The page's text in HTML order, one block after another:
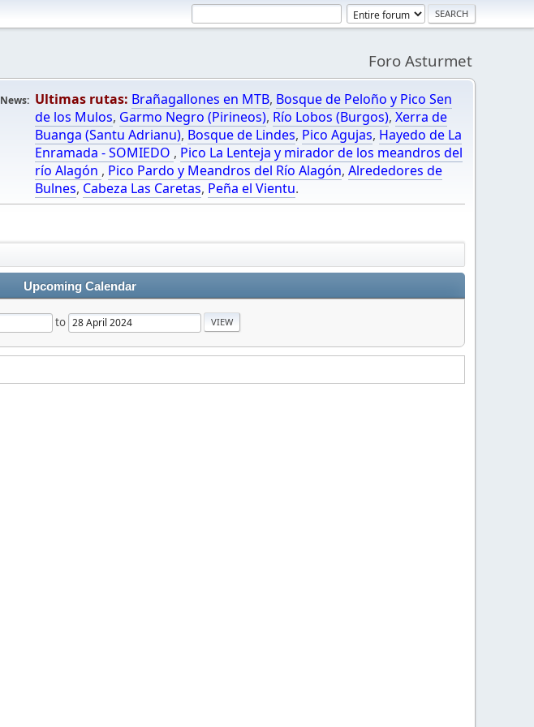
Foro Asturmet
News: Ultimas rutas: Brañagallones en MTB, Bosque de Peloño y Pico Sen
de los Mulos, Garmo Negro (Pirineos), Río Lobos (Burgos), Xerra de
Buanga (Santu Adrianu), Bosque de Lindes, Pico Agujas, Hayedo de La
Enramada - SOMIEDO , Pico La Lenteja y mirador de los meandros del
río Alagón , Pico Pardo y Meandros del Río Alagón, Alrededores de
Bulnes, Cabeza Las Caretas, Peña el Vientu.
Upcoming Calendar
to